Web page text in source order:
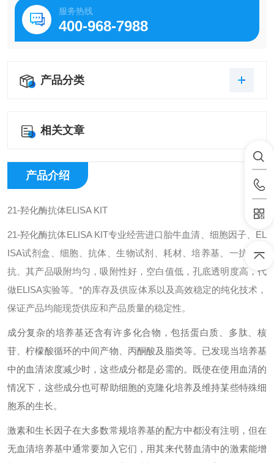
服务热线
400-968-7988
产品分类
相关文章
产品介绍
21-羟化酶抗体ELISA KIT
21-羟化酶抗体ELISA KIT专业经营进口胎牛血清、细胞因子、EL
ISA试剂盒、细胞、抗体、生物试剂、耗材、培养基、一抗、二
抗、其产品吸附均匀，吸附性好，空白值低，孔底透明度高，代
做ELISA实验等。*的库存及供应体系以及高效稳定的纯化技术，
保证产品均能现货供应和产品质量的稳定性。
成分复杂的培养基还含有许多化合物，包括蛋白质、多肽、核
苷、柠檬酸循环的中间产物、丙酮酸及脂类等。已发现当培养基
中的血清浓度减少时，这些成分都是必需的。既使在使用血清的
情况下，这些成分也可帮助细胞的克隆化培养及维持某些特殊细
胞系的生长。
激素和生长因子在大多数常规培养基的配方中都没有注明，但在
无血清培养基中通常要加入它们，用其来代替血清中的激素能增